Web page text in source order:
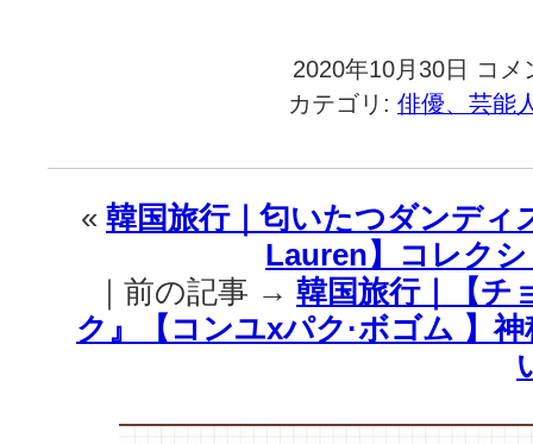
2020年10月30日
韓
国
旅
｜
ボ
ク』
【コ
ン
·
コメ
カテゴリ: 俳優、芸能
« 韓国旅行｜匂いたつダンディ
Lauren】コレク
｜前の記事 → 韓国旅行｜【チ
ク』【コンユxパク·ボゴム 】